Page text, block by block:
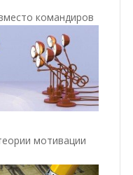
командиров
мотивации